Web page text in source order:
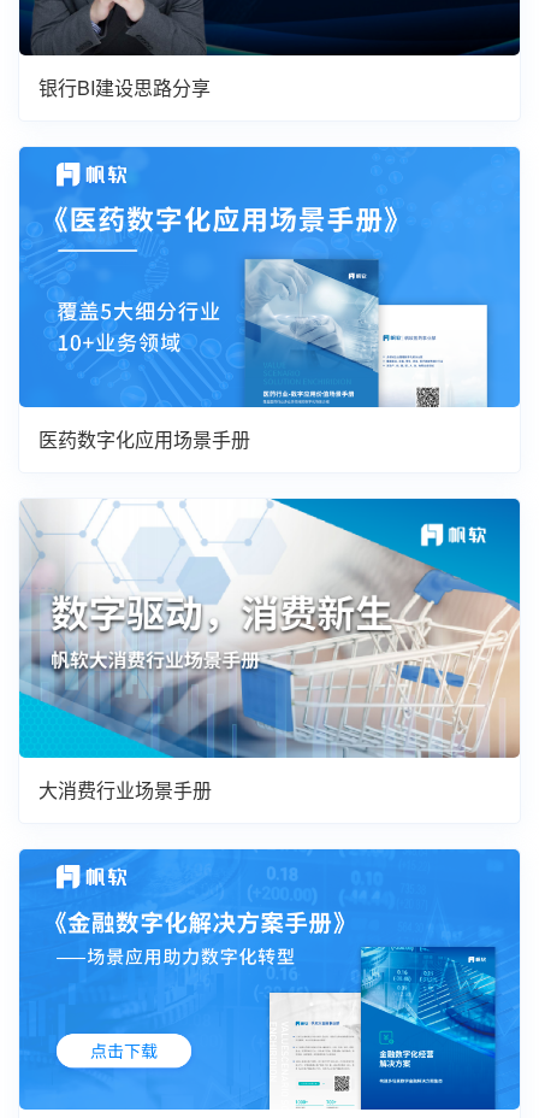
银行BI建设思路分享
医药数字化应用场景手册
大消费行业场景手册